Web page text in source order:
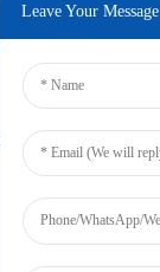
Leave Your Message